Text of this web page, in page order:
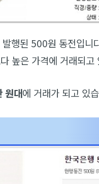
행된 500원 동전입니
높은 가격에 거래되고
원대에 거래가 되고 있